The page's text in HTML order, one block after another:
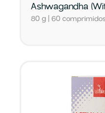
Ashwagandha
80 g | 60